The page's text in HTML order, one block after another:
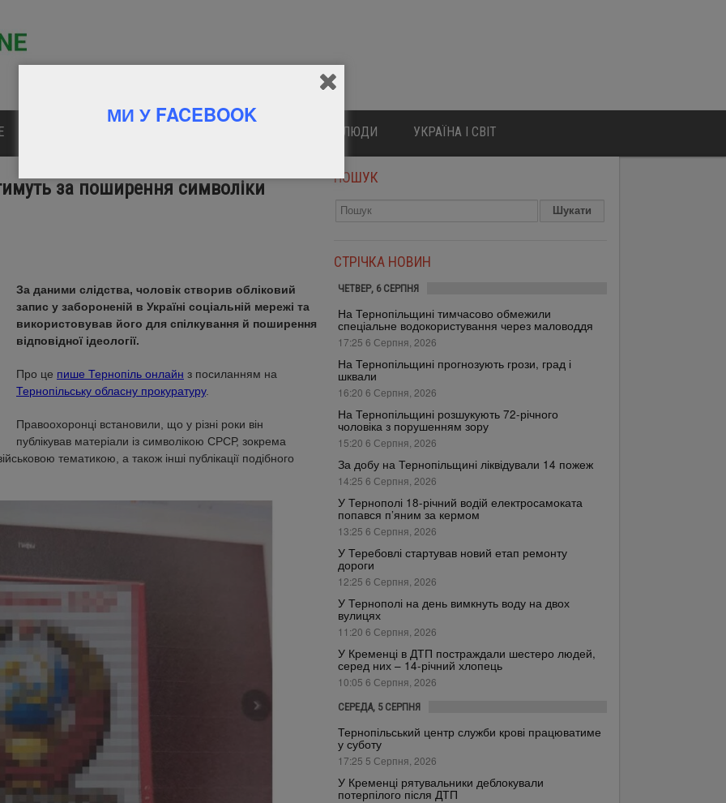
ВІДОМІ ЛЮДИ УКРАЇНА І СВІТ
за поширення символіки
За даними слідства, чоловік створив обліковий
запис у забороненій в Україні соціальній мережі та
використовував його для спілкування й поширення
відповідної ідеології.
Про це пише Тернопіль онлайн з посиланням на
Тернопільську обласну прокуратуру.
Правоохоронці встановили, що у різні роки він
публікував матеріали із символікою СРСР, зокрема
тематикою, а також інші публікації подібного
ПОШУК
СТРІЧКА НОВИН
ЧЕТВЕР, 6 СЕРПНЯ
На Тернопільщині тимчасово обмежили
спеціальне водокористування через маловоддя
17:25 6 Серпня, 2026
На Тернопільщині прогнозують грози, град і
шквали
16:20 6 Серпня, 2026
На Тернопільщині розшукують 72-річного
чоловіка з порушенням зору
15:20 6 Серпня, 2026
За добу на Тернопільщині ліквідували 14 пожеж
14:25 6 Серпня, 2026
У Тернополі 18-річний водій електросамоката
попався п’яним за кермом
13:25 6 Серпня, 2026
У Теребовлі стартував новий етап ремонту
дороги
12:25 6 Серпня, 2026
У Тернополі на день вимкнуть воду на двох
вулицях
11:20 6 Серпня, 2026
У Кременці в ДТП постраждали шестеро людей,
серед них – 14-річний хлопець
10:05 6 Серпня, 2026
СЕРЕДА, 5 СЕРПНЯ
Тернопільський центр служби крові працюватиме
у суботу
17:25 5 Серпня, 2026
У Кременці рятувальники деблокували
потерпілого після ДТП
МИ У FACEBOOK